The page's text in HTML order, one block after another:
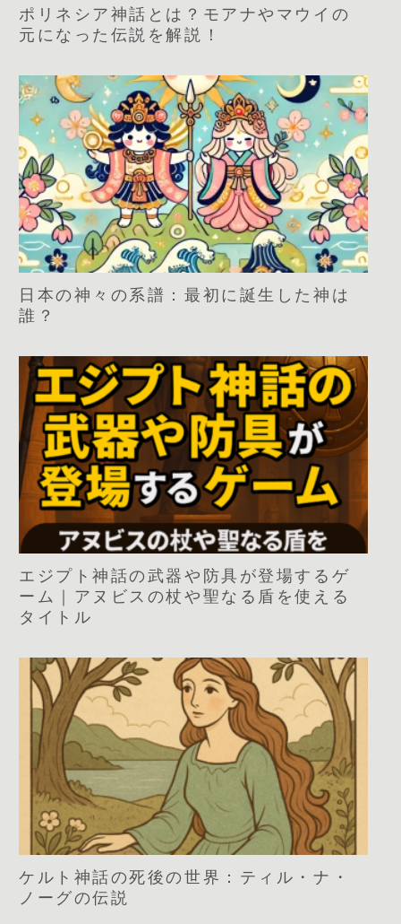
ポリネシア神話とは？モアナやマウイの
元になった伝説を解説！
日本の神々の系譜：最初に誕生した神は
誰？
エジプト神話の武器や防具が登場するゲ
ーム｜アヌビスの杖や聖なる盾を使える
タイトル
ケルト神話の死後の世界：ティル・ナ・
ノーグの伝説